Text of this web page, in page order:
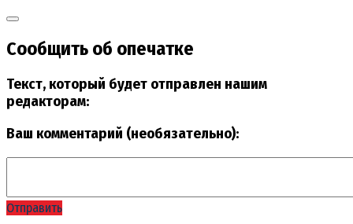
Сообщить об опечатке
Текст, который будет отправлен нашим
редакторам:
Ваш комментарий (необязательно):
Отправить